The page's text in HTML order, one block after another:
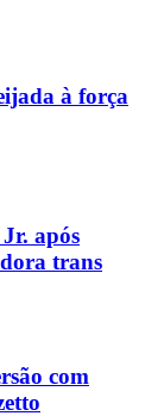
à força
após
trans
com